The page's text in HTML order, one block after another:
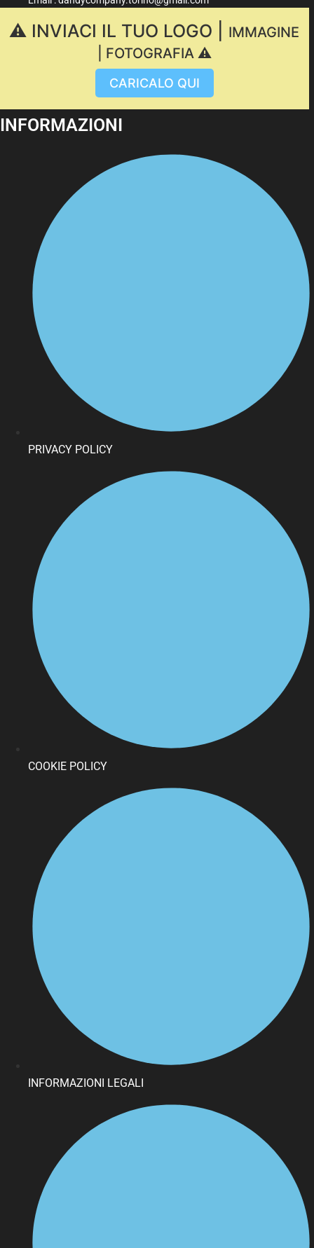
⚠️ INVIACI IL TUO LOGO |
IMMAGINE
| FOTOGRAFIA ⚠️
CARICALO QUI
INFORMAZIONI
PRIVACY POLICY
COOKIE POLICY
INFORMAZIONI LEGALI